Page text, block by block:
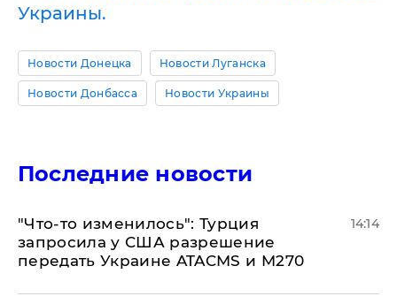
Украины.
Новости Донецка Новости Луганска
Новости Донбасса Новости Украины
Последние новости
​"Что-то изменилось": Турция
запросила у США разрешение
передать Украине ATACMS и M270
14:14